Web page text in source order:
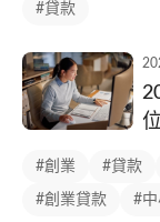
#貸款
#創業 #貸款
#創業貸款 #中